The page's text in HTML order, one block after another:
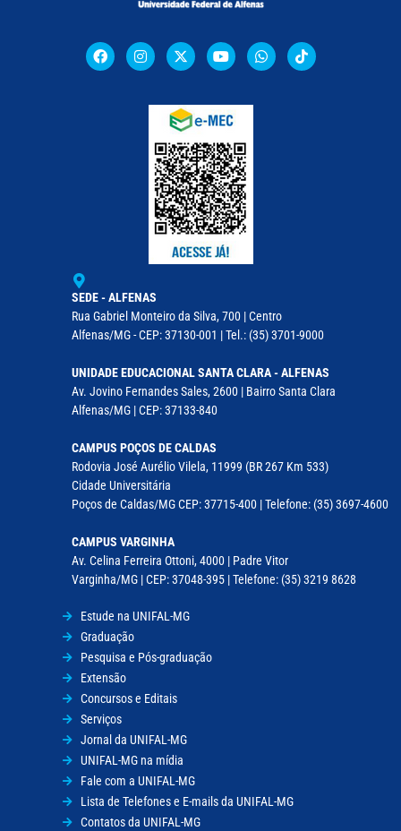
SEDE - ALFENAS
Rua Gabriel Monteiro da Silva, 700 | Centro
Alfenas/MG - CEP: 37130-001 | Tel.: (35) 3701-9000
UNIDADE EDUCACIONAL SANTA CLARA - ALFENAS
Av. Jovino Fernandes Sales, 2600 | Bairro Santa Clara
Alfenas/MG | CEP: 37133-840
CAMPUS POÇOS DE CALDAS
Rodovia José Aurélio Vilela, 11999 (BR 267 Km 533)
Cidade Universitária
Poços de Caldas/MG CEP: 37715-400 | Telefone: (35) 3697-4600
CAMPUS VARGINHA
Av. Celina Ferreira Ottoni, 4000 | Padre Vitor
Varginha/MG | CEP: 37048-395 | Telefone: (35) 3219 8628
Estude na UNIFAL-MG
Graduação
Pesquisa e Pós-graduação
Extensão
Concursos e Editais
Serviços
Jornal da UNIFAL-MG
UNIFAL-MG na mídia
Fale com a UNIFAL-MG
Lista de Telefones e E-mails da UNIFAL-MG
Contatos da UNIFAL-MG